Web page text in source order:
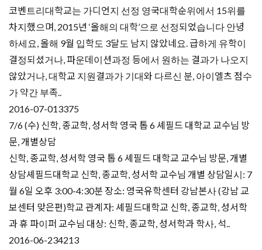
코벤트리대학교는 가디언지 선정 영국대학순위에서 15위를
차지했으며, 2015년 ‘올해의 대학’으로 선정되었습니다 안녕
하세요, 올해 9월 입학도 3달도 남지 않았네요. 급하게 유학이
결정되셨거나, 파운데이션과정 등에서 원하는 결과가 나오지
않았거나, 대학교 지원결과가 기대와 다르신 분, 아이엘츠 점수
가 약간 부족..
2016-07-013375
7/6 (수) 신학, 종교학, 성서학 영국 톱 6 셰필드 대학교 교수님 방
문, 개별상담
신학, 종교학, 성서학 영국 톱 6 셰필드 대학교 교수님 방문, 개별
상담셰필드대학교 신학, 종교학, 성서학 교수님 개별 상담일시: 7
월 6일 오후 3:00-4:30분 장소: 영국유학센터 강남본사 (강남 교
보센터 맞은편)학교 관계자: 셰필드대학교 신학, 종교학, 성서학
과 휴 파이퍼 교수님 대상: 신학, 종교학, 성서학과 학사, 석..
2016-06-234213